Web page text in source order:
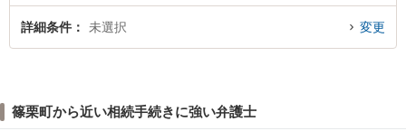
詳細条件 未選択 変更
篠栗町から近い相続手続きに強い弁護士